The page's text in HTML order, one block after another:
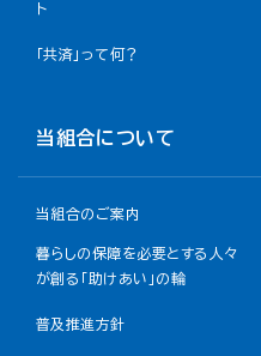
ト
「共済」って何？
当組合について
当組合のご案内
暮らしの保障を必要とする人々
が創る「助けあい」の輪
普及推進方針